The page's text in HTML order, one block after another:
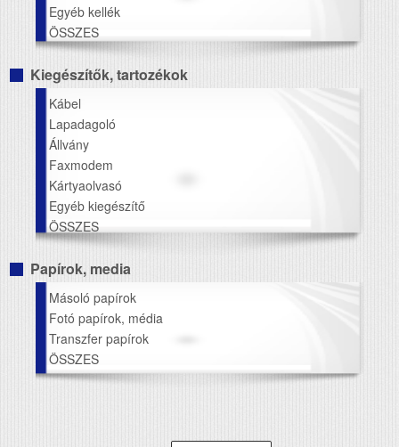
Egyéb kellék
ÖSSZES
Kiegészítők, tartozékok
Kábel
Lapadagoló
Állvány
Faxmodem
Kártyaolvasó
Egyéb kiegészítő
ÖSSZES
Papírok, media
Másoló papírok
Fotó papírok, média
Transzfer papírok
ÖSSZES